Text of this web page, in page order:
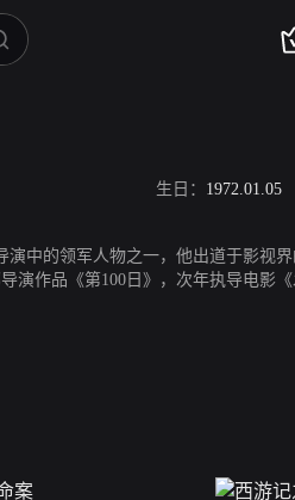
生日： 1972.01.05
中的领军人物之一，他出道于影视
演作品《第100日》，次年执导电影
重视并获得好评，被提名香港金像奖